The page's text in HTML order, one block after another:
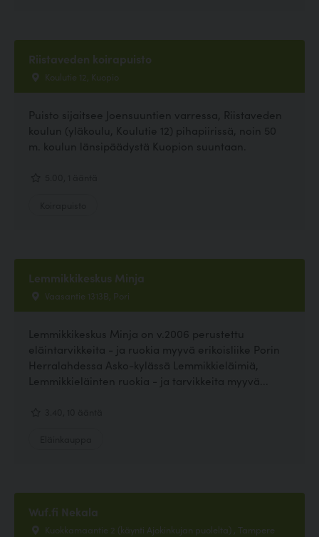
Riistaveden koirapuisto
Koulutie 12, Kuopio
Puisto sijaitsee Joensuuntien varressa, Riistaveden
koulun (yläkoulu, Koulutie 12) pihapiirissä, noin 50
m. koulun länsipäädystä Kuopion suuntaan.
Lemmikkikeskus Minja
Vaasantie 1313B, Pori
Lemmikkikeskus Minja on v.2006 perustettu
eläintarvikkeita - ja ruokia myyvä erikoisliike Porin
Herralahdessa Asko-kylässä Lemmikkieläimiä,
Lemmikkieläinten ruokia - ja tarvikkeita myyvä...
Wuf.fi Nekala
Kuokkamaantie 2 (käynti Ajokinkujan puolelta) , Tampere